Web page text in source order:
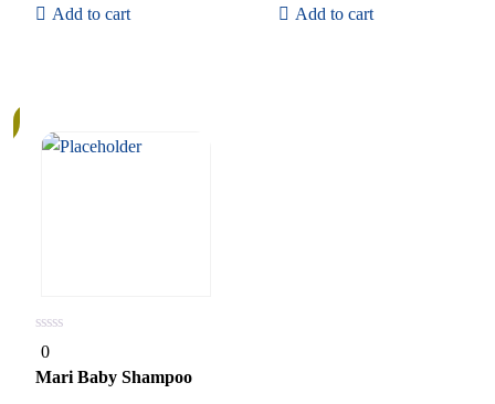
Add to cart Add to cart
0
out
of
5
0
Mari Baby Shampoo